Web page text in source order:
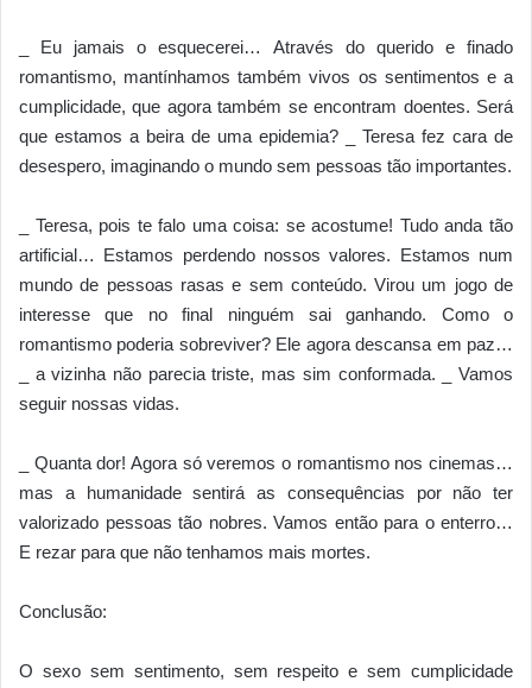
_ Eu jamais o esquecerei… Através do querido e finado
romantismo, mantínhamos também vivos os sentimentos e a
cumplicidade, que agora também se encontram doentes. Será
que estamos a beira de uma epidemia? _ Teresa fez cara de
desespero, imaginando o mundo sem pessoas tão importantes.
_ Teresa, pois te falo uma coisa: se acostume! Tudo anda tão
artificial… Estamos perdendo nossos valores. Estamos num
mundo de pessoas rasas e sem conteúdo. Virou um jogo de
interesse que no final ninguém sai ganhando. Como o
romantismo poderia sobreviver? Ele agora descansa em paz…
_ a vizinha não parecia triste, mas sim conformada. _ Vamos
seguir nossas vidas.
_ Quanta dor! Agora só veremos o romantismo nos cinemas…
mas a humanidade sentirá as consequências por não ter
valorizado pessoas tão nobres. Vamos então para o enterro…
E rezar para que não tenhamos mais mortes.
Conclusão:
O sexo sem sentimento, sem respeito e sem cumplicidade